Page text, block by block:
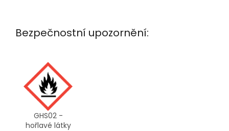
Bezpečnostní upozornění:
GHS02 -
hořlavé látky